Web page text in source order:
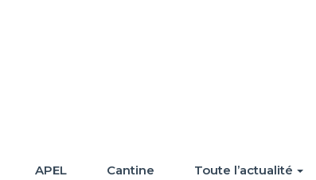
APEL Cantine Toute l’actualité